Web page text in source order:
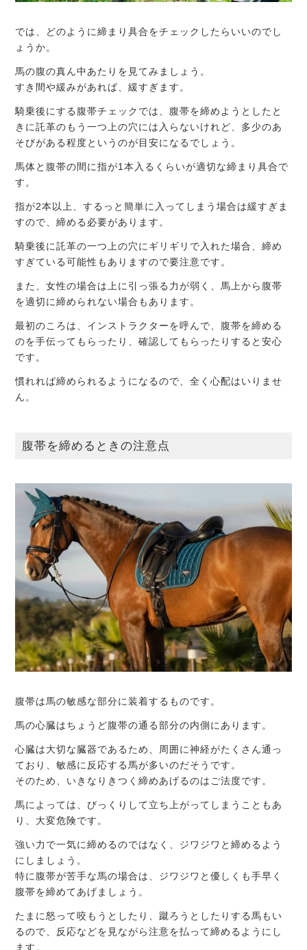
では、どのように締まり具合をチェックしたらいいのでし
ょうか。
馬の腹の真ん中あたりを見てみましょう。
すき間や緩みがあれば、緩すぎます。
騎乗後にする腹帯チェックでは、腹帯を締めようとしたと
きに託革のもう一つ上の穴には入らないけれど、多少のあ
そびがある程度というのが目安になるでしょう。
馬体と腹帯の間に指が1本入るくらいが適切な締まり具合で
す。
指が2本以上、するっと簡単に入ってしまう場合は緩すぎま
すので、締める必要があります。
騎乗後に託革の一つ上の穴にギリギリで入れた場合、締め
すぎている可能性もありますので要注意です。
また、女性の場合は上に引っ張る力が弱く、馬上から腹帯
を適切に締められない場合もあります。
最初のころは、インストラクターを呼んで、腹帯を締める
のを手伝ってもらったり、確認してもらったりすると安心
です。
慣れれば締められるようになるので、全く心配はいりませ
ん。
腹帯を締めるときの注意点
腹帯は馬の敏感な部分に装着するものです。
馬の心臓はちょうど腹帯の通る部分の内側にあります。
心臓は大切な臓器であるため、周囲に神経がたくさん通っ
ており、敏感に反応する馬が多いのだそうです。
そのため、いきなりきつく締めあげるのはご法度です。
馬によっては、びっくりして立ち上がってしまうこともあ
り、大変危険です。
強い力で一気に締めるのではなく、ジワジワと締めるよう
にしましょう。
特に腹帯が苦手な馬の場合は、ジワジワと優しくも手早く
腹帯を締めてあげましょう。
たまに怒って咬もうとしたり、蹴ろうとしたりする馬もい
るので、反応などを見ながら注意を払って締めるようにし
ます。